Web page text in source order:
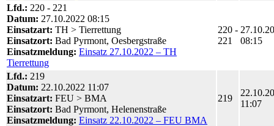
Lfd.: 220 - 221
Datum: 27.10.2022 08:15
Einsatzart: TH > Tierrettung
Einsatzort: Bad Pyrmont, Oesbergstraße
Einsatzmeldung: Einsatz 27.10.2022 – TH
Tierrettung
220 -
221
08:15
Lfd.: 219
Datum: 22.10.2022 11:07
Einsatzart: FEU > BMA
Einsatzort: Bad Pyrmont, Helenenstraße
Einsatzmeldung: Einsatz 22.10.2022 – FEU BMA
219
11:07